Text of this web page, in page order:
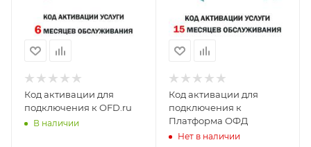
Код активации для
подключения к OFD.ru
В наличии
Код активации для
подключения к
Платформа ОФД
Нет в наличии